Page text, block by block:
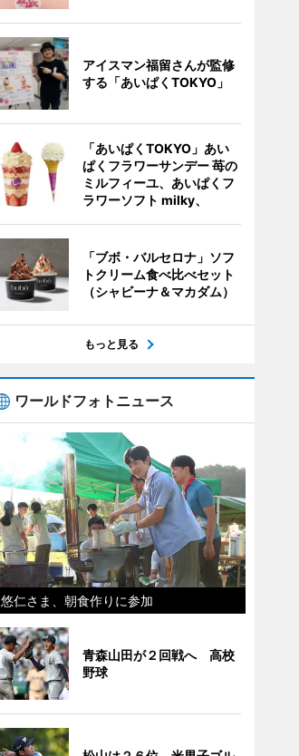
アイスマン福留さんが監修
する「あいぱくTOKYO」
「あいぱくTOKYO」あい
ぱくフラワーサンデー 苺の
ミルフィーユ、あいぱくフ
ラワーソフト milky、
「ブボ・バルセロナ」ソフ
トクリーム食べ比べセット
（シャビーナ＆マカダム）
もっと見る
ワールドフォトニュース
悠仁さま、朝食作りに参加
青森山田が２回戦へ 高校
野球